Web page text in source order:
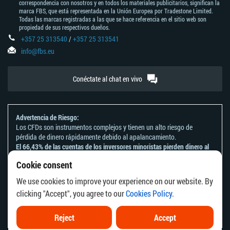
Cookie consent
We use cookies to improve your experience on our website. By
clicking "Accept", you agree to ourCookies Policy.
Reject Accept
correspondencia con nosotros y en todos los materiales publicitarios, significan la
marca FBS, que está representada en la Unión Europea por Tradestone Limited.
Todas las marcas registradas a las que se hace referencia en el sitio web son
propiedad de sus respectivos dueños.
+357 25 313540/+357 25 313541
info@fbs.eu
Conéctate al chat en vivo
Advertencia de Riesgo:
Los CFDs son instrumentos complejos y tienen un alto riesgo de
pérdida de dinero rápidamente debido al apalancamiento.
El 66,43% de las cuentas de los inversores minoristas pierden dinero al
Deberías tener en consideración si comprendes el funcionamiento de
los CFDs y si puedes darte el lujo de arriesgarte a perder tu dinero.
Por favor consulta nuestraDeclaración y Divulgación de Riesgos.
La información en este sitio web no está dirigida a ningún residente de
ningún país o jurisdicción donde la distribución o uso de dicha
información vaya en contra a las leyes o regulaciones locales.